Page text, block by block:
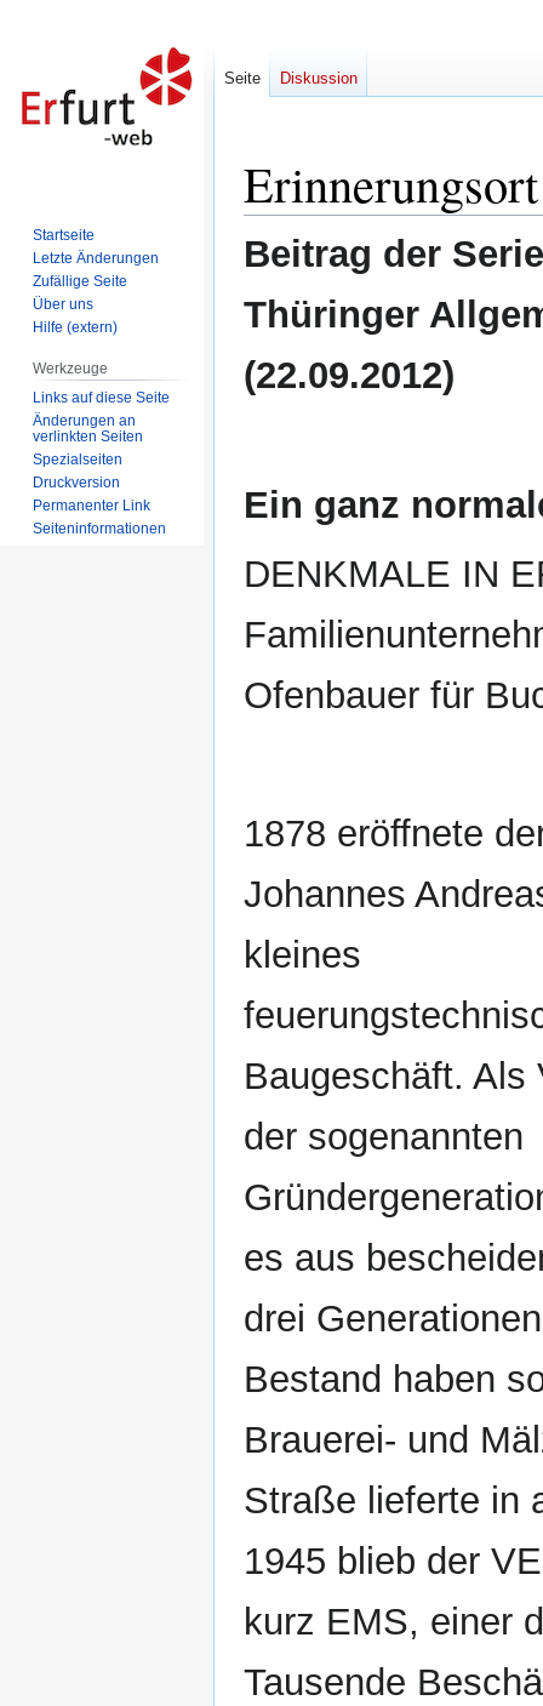
Navigation
springen
Suche
springen
Beitrag der
Thüringer
(22.09.2012)
Ein ganz
DENKMALE IN
Ofenbauer für
1878 eröffnete
Johannes
kleines
Baugeschäft. Als
der sogenannten
es aus
drei
Bestand haben
Brauerei- und
Straße lieferte in
1945 blieb der
kurz EMS, einer
Tausende
Seite Diskussion
Startseite
Letzte Änderungen
Zufällige Seite
Über uns
Hilfe (extern)
Werkzeuge
Links auf diese Seite
Änderungen an
verlinkten Seiten
Spezialseiten
Druckversion
Permanenter Link
Seiten­informationen